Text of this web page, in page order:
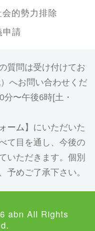
会的勢力排除
申請
質問は受け付けてお
へお問い合わせくだ
〜午後6時[土・
ーム】にいただいた
て目を通し、今後の
いただきます。個別
予めご了承下さい。
abn All Rights